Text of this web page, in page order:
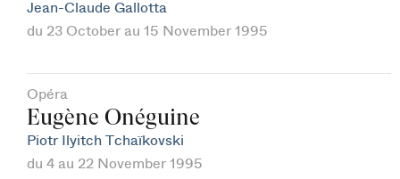
Jean-Claude Gallotta
du 23 October au 15 November 1995
Opéra
Eugène Onéguine
Piotr Ilyitch Tchaïkovski
du 4 au 22 November 1995